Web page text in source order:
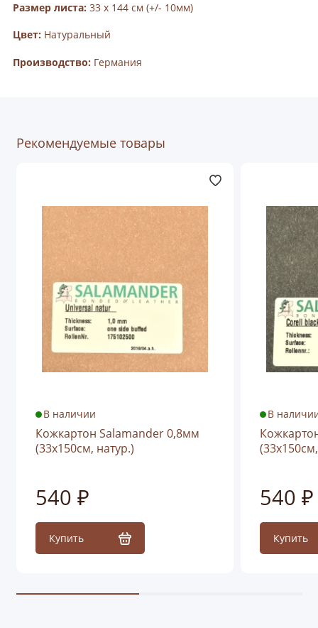
Размер листа: 33 х 144 см (+/- 10мм)
Цвет: Натуральный
Производство: Германия
Рекомендуемые товары
В наличии
Кожкартон Salamander 0,8мм
(33х150см, натур.)
540 ₽
Купить
В
540 ₽
Купить